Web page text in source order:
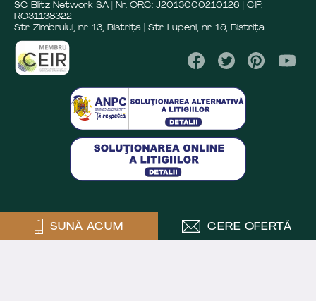
SUNĂ ACUM CERE OFERTĂ
SC Blitz Network SA | Nr. ORC: J2013000210126 | CIF:
RO31138322
Str. Zimbrului, nr. 13, Bistrița | Str. Lupeni, nr. 19, Bistrița